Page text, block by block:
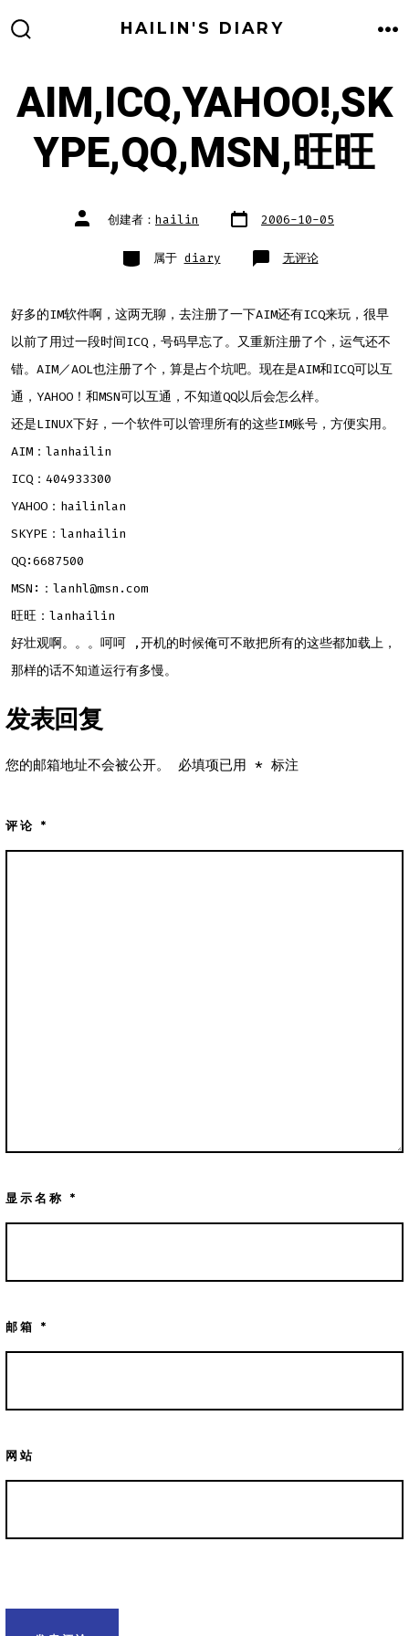
HAILIN'S DIARY
AIM,ICQ,YAHOO!,SK
YPE,QQ,MSN,旺旺
文
章 创建者： hailin 文
章
2006-10-05
类
别 属于 diary
旺
无评论
好多的IM软件啊，这两无聊，去注册了一下AIM还有ICQ来玩，很早
以前了用过一段时间ICQ，号码早忘了。又重新注册了个，运气还不
错。AIM／AOL也注册了个，算是占个坑吧。现在是AIM和ICQ可以互
通，YAHOO！和MSN可以互通，不知道QQ以后会怎么样。
还是LINUX下好，一个软件可以管理所有的这些IM账号，方便实用。
AIM：lanhailin
ICQ：404933300
YAHOO：hailinlan
SKYPE：lanhailin
QQ:6687500
MSN:：lanhl@msn.com
旺旺：lanhailin
好壮观啊。。。呵呵 ,开机的时候俺可不敢把所有的这些都加载上，
那样的话不知道运行有多慢。
发表回复
您的邮箱地址不会被公开。 必填项已用* 标注
评论*
显示名称*
邮箱*
网站